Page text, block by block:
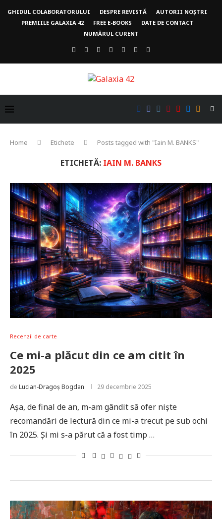
GHIDUL COLABORATORULUI DESPRE REVISTĂ
AUTORII NOȘTRI
PREMIILE GALAXIA 42
FREE E-BOOKS
DATE DE CONTACT
NUMĂRUL CURENT
Home Etichete Posts tagged with "Iain M. BANKS"
ETICHETĂ: IAIN M. BANKS
Recenzii de carte
Ce mi-a plăcut din ce am citit în
2025
de Lucian-Dragoș Bogdan 29 decembrie 2025
Așa, de final de an, m-am gândit să ofer niște
recomandări de lectură din ce mi-a trecut pe sub ochi
în 2025. Și mi s-a părut că a fost timp …